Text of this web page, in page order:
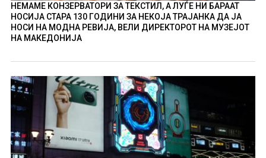
НЕМАМЕ КОНЗЕРВАТОРИ ЗА ТЕКСТИЛ, А ЛУЃЕ НИ БАРААТ
НОСИЈА СТАРА 130 ГОДИНИ ЗА НЕКОЈА ТРАЈАНКА ДА ЈА
НОСИ НА МОДНА РЕВИЈА, ВЕЛИ ДИРЕКТОРОТ НА МУЗЕЈОТ
НА МАКЕДОНИЈА